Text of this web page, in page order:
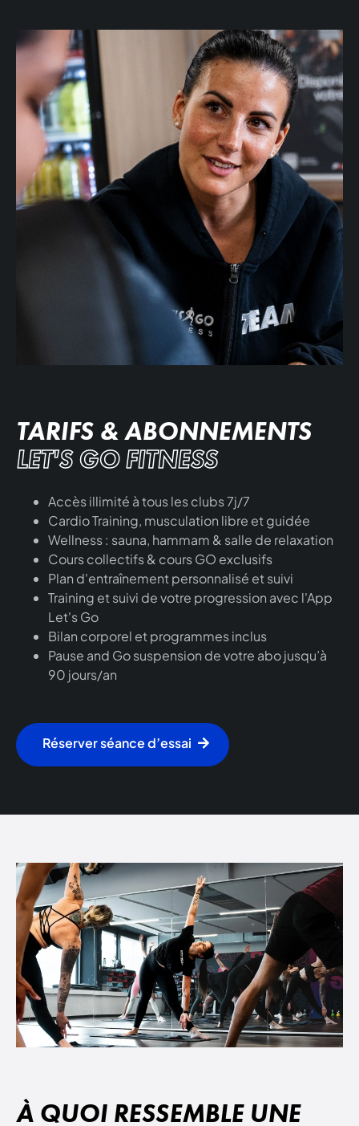
TARIFS & ABONNEMENTS
LET'S GO FITNESS
Accès illimité à tous les clubs 7j/7
Cardio Training, musculation libre et guidée
Wellness : sauna, hammam & salle de relaxation
Cours collectifs & cours GO exclusifs
Plan d'entraînement personnalisé et suivi
Training et suivi de votre progression avec l'App
Let's Go
Bilan corporel et programmes inclus
Pause and Go suspension de votre abo jusqu’à
90 jours/an
Réserver séance d’essai
À QUOI RESSEMBLE UNE